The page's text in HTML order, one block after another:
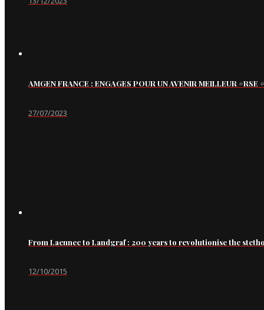
AMGEN FRANCE : ENGAGES POUR UN AVENIR MEILLEUR
27/07/2023
From Laennec to Landgraf : 200 years to revolutionise the
12/10/2015